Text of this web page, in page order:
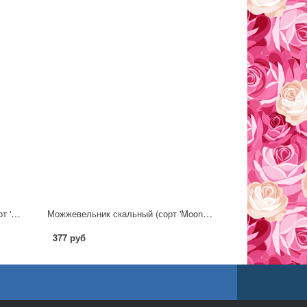
Можжевельник обыкновенный (сорт 'Kalebab') С2 Можжевельник скальный (сорт 'Moonglow')
377 руб